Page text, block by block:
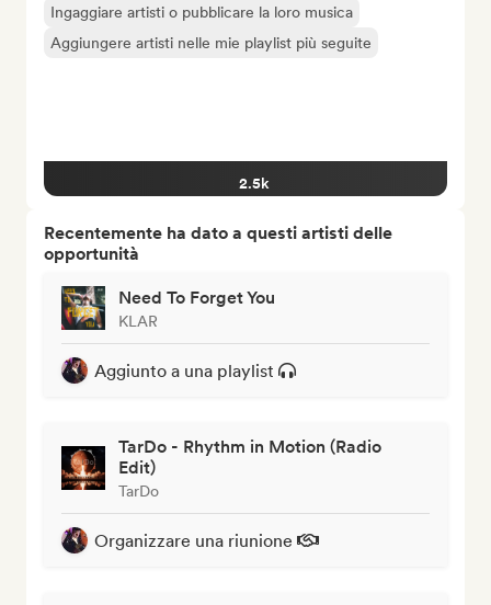
Ingaggiare artisti o pubblicare la loro musica
Aggiungere artisti nelle mie playlist più seguite
2.5k
Recentemente ha dato a questi artisti delle
opportunità
Need To Forget You
KLAR
Aggiunto a una playlist
TarDo - Rhythm in Motion (Radio
Edit)
TarDo
Organizzare una riunione